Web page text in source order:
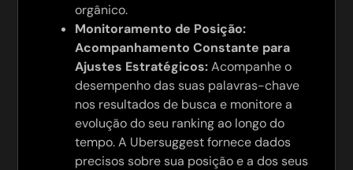
orgânico.
Monitoramento de Posição:
Acompanhamento Constante para
Ajustes Estratégicos:Acompanhe o
desempenho das suas palavras-chave
nos resultados de busca e monitore a
evolução do seu ranking ao longo do
tempo. A Ubersuggest fornece dados
precisos sobre sua posição e a dos seus